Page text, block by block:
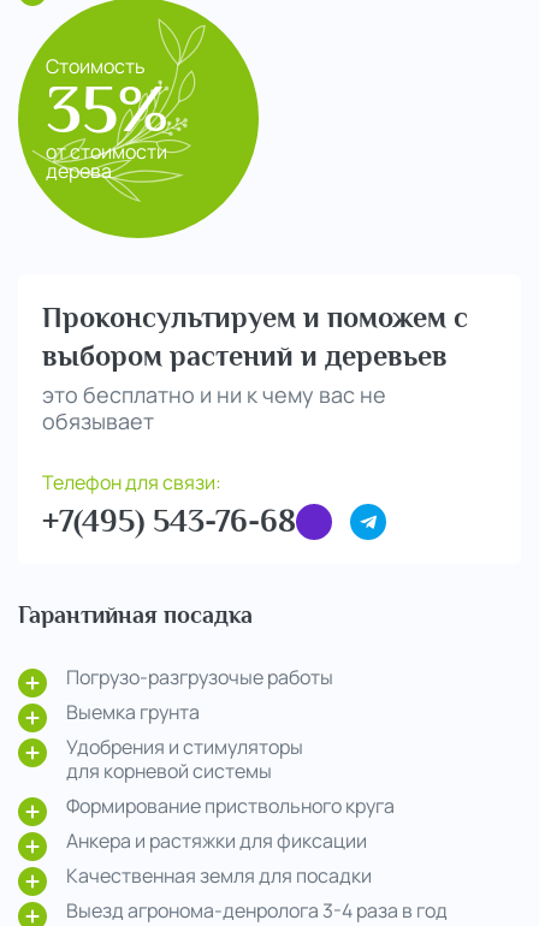
Стоимость
35%
от стоимости
дерева
Проконсультируем и поможем с
выбором растений и деревьев
это бесплатно и ни к чему вас не
обязывает
Телефон для связи:
+7(495) 543-76-68
Гарантийная посадка
Погрузо-разгрузочые работы
Выемка грунта
Удобрения и стимуляторы
для корневой системы
Формирование приствольного круга
Анкера и растяжки для фиксации
Качественная земля для посадки
Выезд агронома-денролога 3-4 раза в год